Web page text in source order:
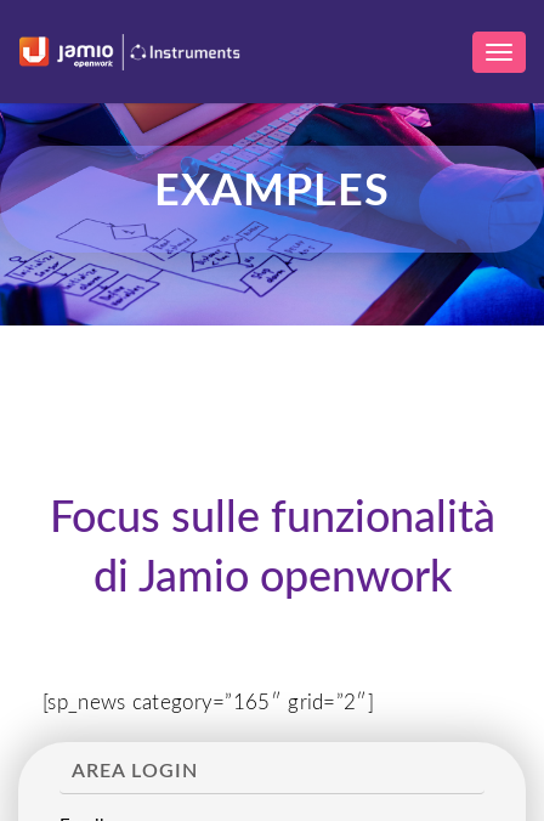
EXAMPLES
Focus sulle funzionalità
di Jamio openwork
[sp_news category=”165″ grid=”2″]
AREA LOGIN